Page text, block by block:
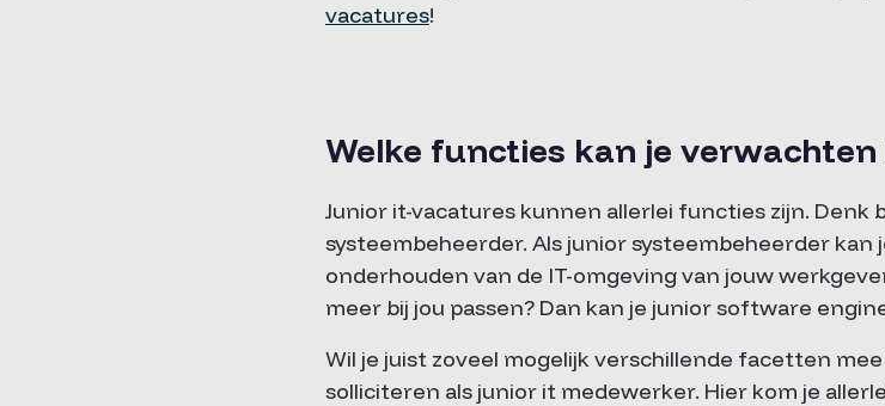
vacatures!
Welke functies kan je
Junior it-vacatures kunnen allerlei functies zijn. Denk
systeembeheerder. Als junior systeembeheerder kan
onderhouden van de IT-omgeving van jouw
meer bij jou passen? Dan kan je junior software
Wil je juist zoveel mogelijk verschillende facetten
solliciteren als junior it medewerker. Hier kom je